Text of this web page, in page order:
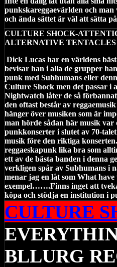
punkskareggaevärlden och
och ända sättet är väl att sätta
CULTURE SHOCK-
ALTERNATIVE TENTACLES
Dick Lucas har en världens
bevisar han i alla de grupper
punk med Subhumans eller
Culture Shock men det passar i
Nightwatch låter de så
den oftast består av
hänger över musiken som är
man hörde sådan här musik var
punkkonserter i slutet av 70-
musik före den riktiga
reggaeskapunk lika bra som
ett av de bästa banden i denna
verkligen spår av Subhumans i
menar jag en låt som What
exempel…….Finns inget att
köpa och stödja en institution i
CULTURE
BLLURG